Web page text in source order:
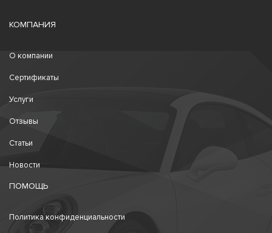
КОМПАНИЯ
О компании
Сертификаты
Услуги
Отзывы
Статьи
Новости
ПОМОЩЬ
Политика конфиденциальности